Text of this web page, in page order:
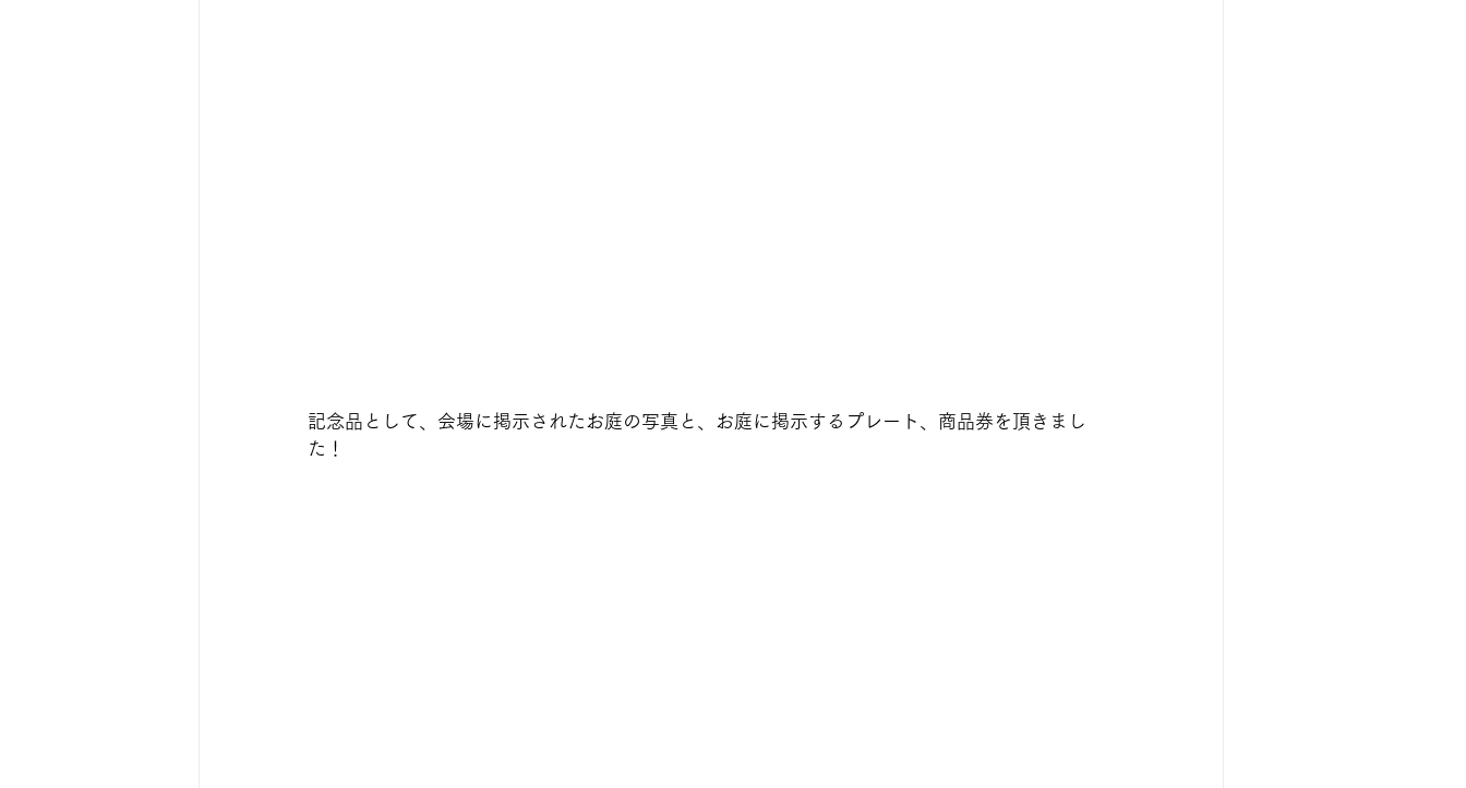
記念品として、会場に掲示されたお庭の写真と、お庭に掲示するプレート、商品券を頂きまし
た！